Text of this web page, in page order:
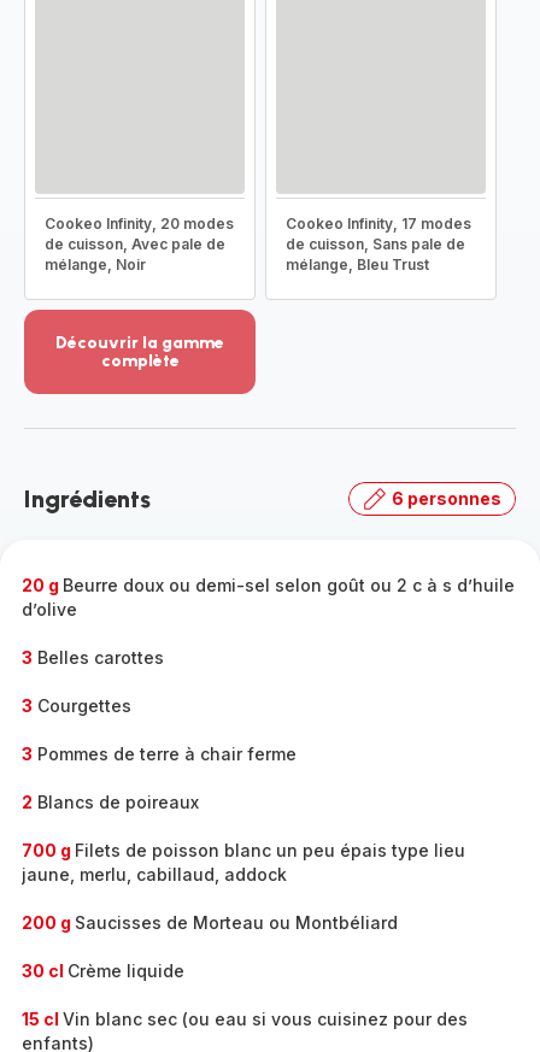
Cookeo Infinity, 20 modes
de cuisson, Avec pale de
mélange, Noir
Cookeo Infinity, 17 modes
de cuisson, Sans pale de
mélange, Bleu Trust
Découvrir la gamme
complète
-
gamme
Ingrédients 6 personnes
20 g Beurre doux ou demi-sel selon goût ou 2 c à s d’huile
d’olive
3 Belles carottes
3 Courgettes
3 Pommes de terre à chair ferme
2 Blancs de poireaux
700 g Filets de poisson blanc un peu épais type lieu
jaune, merlu, cabillaud, addock
200 g Saucisses de Morteau ou Montbéliard
30 cl Crème liquide
15 cl Vin blanc sec (ou eau si vous cuisinez pour des
enfants)